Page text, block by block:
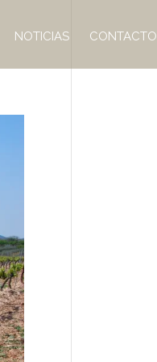
NOTICIAS CONTACTO